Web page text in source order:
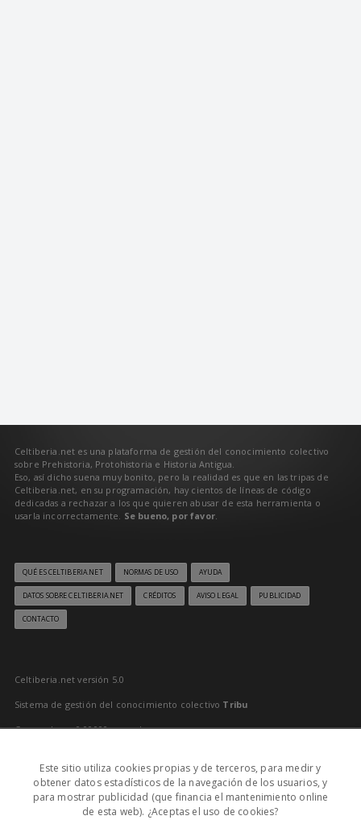
Celtiberia.net es una plataforma de gestión del conocimiento colectivo
sobre Prehistoria, Protohistoria e Historia Antigua.
Eso, así dicho suena muy bonito, pero la realidad es que en las tripas de
Celtiberia.net, en su programación, hay cientos de líneas de código
dedicadas a rechazar a los que quieren abusar de esta herramienta o
usarla incorrectamente. Se bueno, por favor.
QUÉ ES CELTIBERIA.NET NORMAS DE USO AYUDA
DATOS SOBRE CELTIBERIA.NET CRÉDITOS AVISO LEGAL PUBLICIDAD
CONTACTO
Celtiberia.net versión 5.0
Sistema de gestión del conocimiento colectivo Tribu
Generado en 0,00000 segundos
MD: 08/08/2026 17:10:00
Este sitio utiliza cookies propias y de terceros, para medir y
obtener datos estadísticos de la navegación de los usuarios, y
para mostrar publicidad (que financia el mantenimiento online
de esta web). ¿Aceptas el uso de cookies?